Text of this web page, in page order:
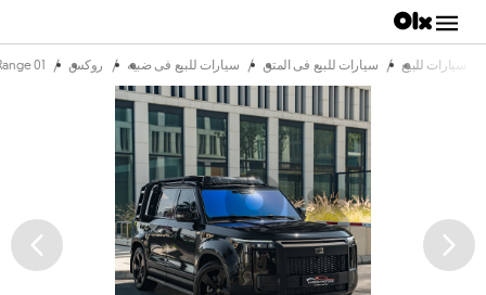
01 Long Range / روكس / سيارات للبيع فى ضبيه / سيارات للبيع فى المتن / سيارات للبيع